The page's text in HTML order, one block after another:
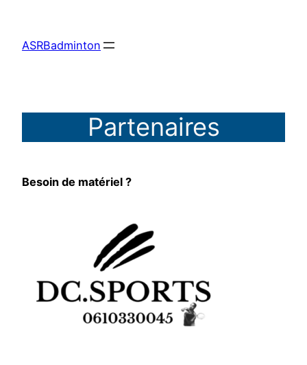
contenu
ASRBadminton
Partenaires
Besoin de matériel ?